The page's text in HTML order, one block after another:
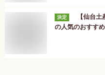
決定
【仙台
の人気のおすす